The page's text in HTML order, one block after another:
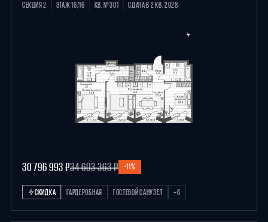
СЕКЦИЯ 2 ЭТАЖ 16/16 КВ. №301 СДАЧА В 2 КВ. 2028
30 796 993 ₽34 603 363 ₽ -11%
СКИДКА ГАРДЕРОБНАЯ ГОСТЕВОЙ САНУЗЕЛ +6